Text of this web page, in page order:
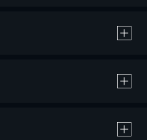
ード決済による作品の購入 / レンタルです。
入 / レンタルは、20％のポイント還元です。